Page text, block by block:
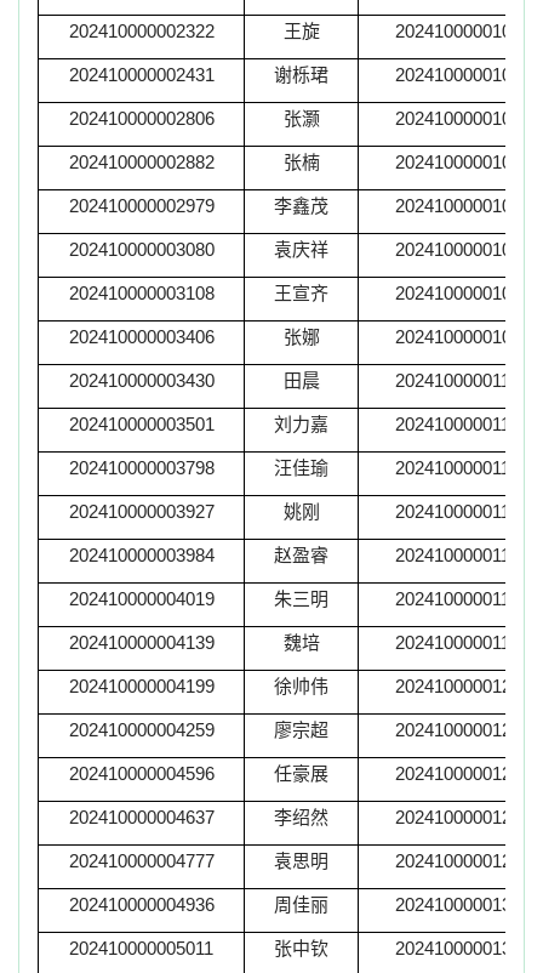
202410000002322 王旋 202410000010122
202410000002431 谢栎珺 202410000010142
202410000002806 张灏 202410000010176
202410000002882 张楠 202410000010543
202410000002979 李鑫茂 202410000010649
202410000003080 袁庆祥 202410000010771
202410000003108 王宣齐 202410000010877
202410000003406 张娜 202410000010914
202410000003430 田晨 202410000011055
202410000003501 刘力嘉 202410000011094
202410000003798 汪佳瑜 202410000011230
202410000003927 姚刚 202410000011380
202410000003984 赵盈睿 202410000011584
202410000004019 朱三明 202410000011648
202410000004139 魏培 202410000011935
202410000004199 徐帅伟 202410000012016
202410000004259 廖宗超 202410000012187
202410000004596 任豪展 202410000012234
202410000004637 李绍然 202410000012551
202410000004777 袁思明 202410000012901
202410000004936 周佳丽 202410000013398
202410000005011 张中钦 202410000013506